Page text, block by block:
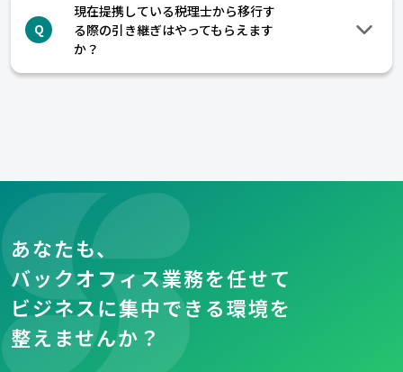
Q
現在提携している税理士から移行す
る際の引き継ぎはやってもらえます
か？
あなたも、
バックオフィス業務を任せて
ビジネスに集中できる環境を
整えませんか？